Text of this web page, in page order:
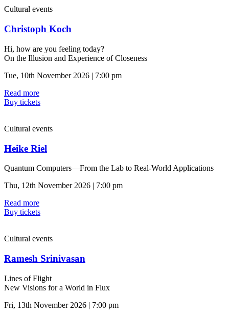
Cultural events
Christoph Koch
Hi, how are you feeling today?
On the Illusion and Experience of Closeness
Tue, 10th November 2026 | 7:00 pm
Read more
Buy tickets
Cultural events
Heike Riel
Quantum Computers—From the Lab to Real-World Applications
Thu, 12th November 2026 | 7:00 pm
Read more
Buy tickets
Cultural events
Ramesh Srinivasan
Lines of Flight
New Visions for a World in Flux
Fri, 13th November 2026 | 7:00 pm